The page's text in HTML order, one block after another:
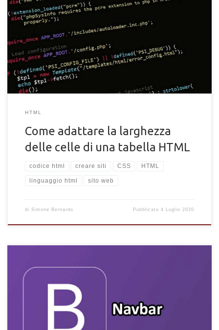
Come adattare la larghezza delle celle di una tabella HTML.
Celle e colonne HTML a larghezza automatica e fissa con poche
regole CSS
HTML
Come adattare la larghezza
delle celle di una tabella HTML
codice html creare siti CSS HTML
linguaggio html sito web
di Simone Bernardo Pubblicato4 Luglio 2020
Come creare una barra di navigazione, detta Navbar, in
Bootstrap. Impara a progettare una barra di navigazione per il